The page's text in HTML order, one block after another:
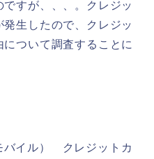
すが、、、。クレジッ
発生したので、クレジッ
について調査することに
バイル） クレジットカ